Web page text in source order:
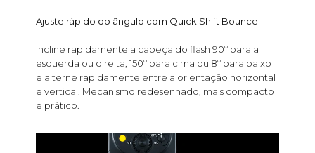
Ajuste rápido do ângulo com Quick Shift Bounce
Incline rapidamente a cabeça do flash 90º para a
esquerda ou direita, 150º para cima ou 8º para baixo
e alterne rapidamente entre a orientação horizontal
e vertical. Mecanismo redesenhado, mais compacto
e prático.